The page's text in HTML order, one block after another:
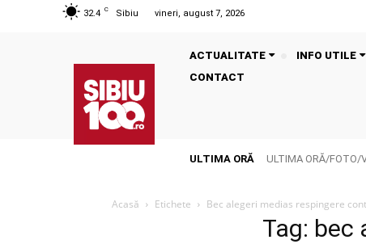
32.4 C Sibiu vineri, august 7, 2026
ACTUALITATE INFO UTILE
CONTACT
ULTIMA ORĂ ULTIMA ORĂ/FOTO/
Acasă Etichete Bec alegeri medias respingere
Tag: bec